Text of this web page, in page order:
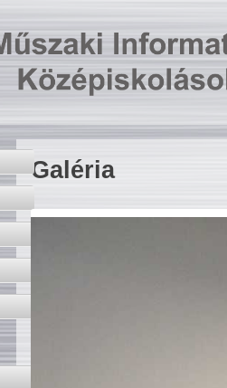
Galéria